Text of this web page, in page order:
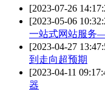
[2023-07-26
[2023-05-06
一站式网站服务
[2023-04-27
到走向超预期
[2023-04-11
器